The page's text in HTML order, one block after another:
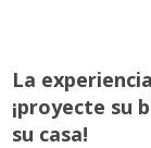
La
¡proyecte su
su casa!